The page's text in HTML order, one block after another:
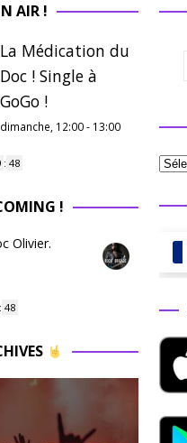
AIR !
La Médication du
Doc ! Single à
GoGo !
dimanche, 12:00 - 13:00
: 47
!
Olivier.
: 47